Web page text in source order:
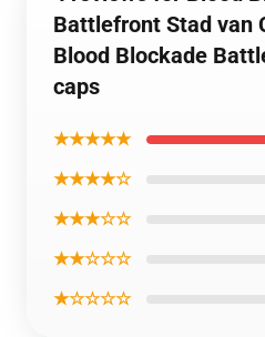
Battlefront Stad van
Blood Blockade
caps
★★★★★
★★★★☆
★★★☆☆
★★☆☆☆
★☆☆☆☆